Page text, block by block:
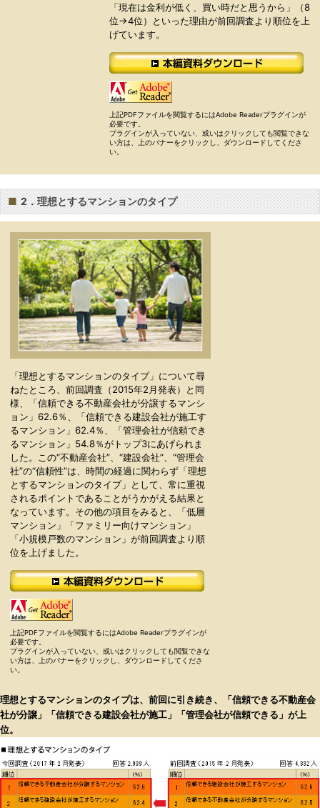
「現在は金利が低く、買い時だと思うから」（8
位→4位）といった理由が前回調査より順位を上
げています。
上記PDFファイルを閲覧するにはAdobe Readerプラグインが
必要です。
プラグインが入っていない、或いはクリックしても閲覧できな
い方は、上のバナーをクリックし、ダウンロードしてくださ
い。
■ 2．理想とするマンションのタイプ
「理想とするマンションのタイプ」について尋
ねたところ、前回調査（2015年2月発表）と同
様、「信頼できる不動産会社が分譲するマンシ
ョン」62.6％、「信頼できる建設会社が施工す
るマンション」62.4％、「管理会社が信頼でき
るマンション」54.8％がトップ3にあげられま
した。この“不動産会社”、“建設会社”、“管理会
社”の“信頼性”は、時間の経過に関わらず「理想
とするマンションのタイプ」として、常に重視
されるポイントであることがうかがえる結果と
なっています。その他の項目をみると、「低層
マンション」「ファミリー向けマンション」
「小規模戸数のマンション」が前回調査より順
位を上げました。
上記PDFファイルを閲覧するにはAdobe Readerプラグインが
必要です。
プラグインが入っていない、或いはクリックしても閲覧できな
い方は、上のバナーをクリックし、ダウンロードしてくださ
い。
理想とするマンションのタイプは、前回に引き続き、「信頼できる不動産会
社が分譲」「信頼できる建設会社が施工」「管理会社が信頼できる」が上
位。